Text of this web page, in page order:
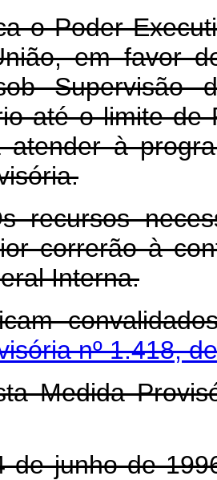
o Poder
em favor
Supervisão
até o limite de
atender à
recursos
correrão à
Interna.
nº 1.418,
Medida
de junho de